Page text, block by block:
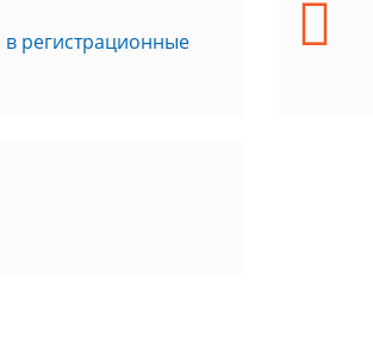
регистрационные